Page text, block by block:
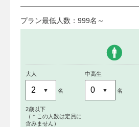
プラン最低人数：999名～
大人
名
中高生
名
2歳以下
（＊この人数は定員に
含みません）